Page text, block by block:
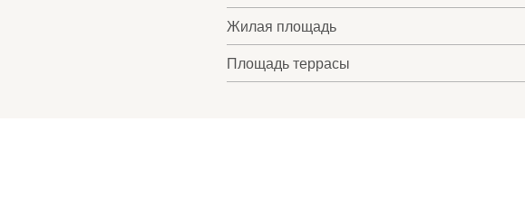
Жилая площадь
Площадь террасы